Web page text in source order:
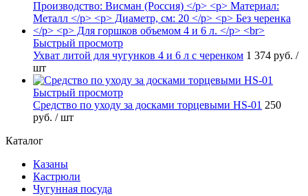
Быстрый просмотр
Ухват литой для чугунков 4 и 6 л с черенком 1 374 руб. /
шт
Быстрый просмотр
Средство по уходу за досками торцевыми HS-01 250
руб. / шт
Каталог
Казаны
Кастрюли
Чугунная посуда